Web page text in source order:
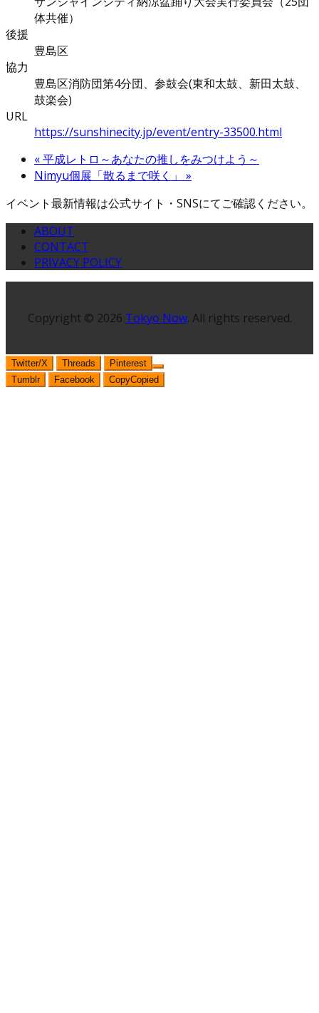
体共催）
後援
豊島区
協力
豊島区消防団第4分団、参鼓会(東和太鼓、新田太鼓、
鼓楽会)
URL
https://sunshinecity.jp/event/entry-33500.html
«平成レトロ～あなたの推しをみつけよう～
Nimyu個展「散るまで咲く」 »
イベント最新情報は公式サイト・SNSにてご確認ください。
ABOUT
CONTACT
PRIVACY POLICY
Copyright © 2026 Tokyo Now. All rights reserved.
Twitter/X Threads
Pinterest
Tumblr
Facebook CopyCopied